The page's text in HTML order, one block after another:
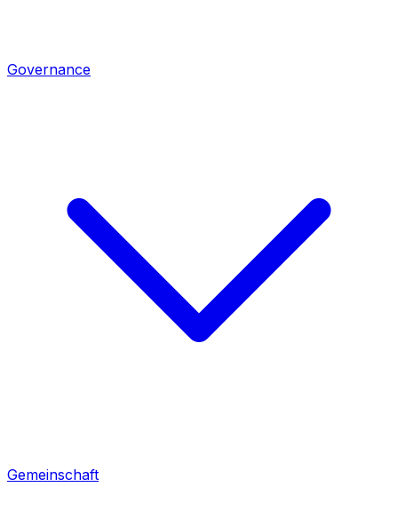
Governance
Gemeinschaft